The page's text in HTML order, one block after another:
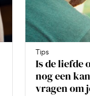
Tips
Is de liefde
nog een
vragen om